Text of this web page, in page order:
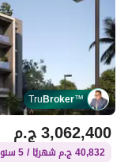
TruBroker™
ج.م3,062,400
40,832 ج.م شهريًا / 5 سنوات